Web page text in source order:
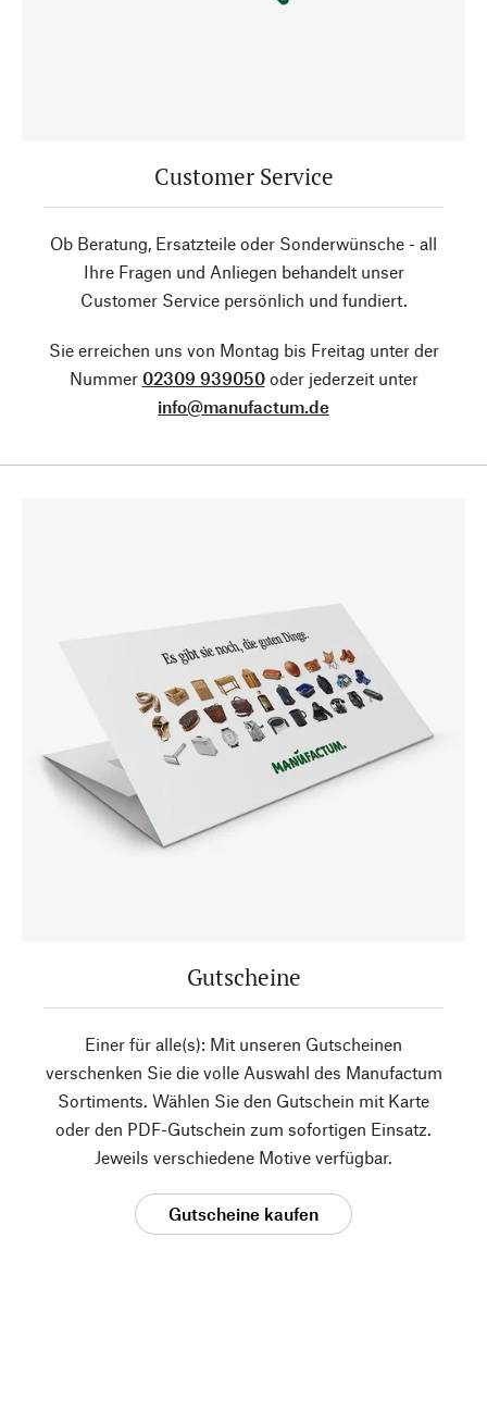
Customer Service
Ob Beratung, Ersatzteile oder Sonderwünsche - all
Ihre Fragen und Anliegen behandelt unser
Customer Service persönlich und fundiert.
Sie erreichen uns von Montag bis Freitag unter der
Nummer 02309 939050oder jederzeit unter
info@manufactum.de
Gutscheine
Einer für alle(s): Mit unseren Gutscheinen
verschenken Sie die volle Auswahl des Manufactum
Sortiments. Wählen Sie den Gutschein mit Karte
oder den PDF-Gutschein zum sofortigen Einsatz.
Jeweils verschiedene Motive verfügbar.
Gutscheine kaufen